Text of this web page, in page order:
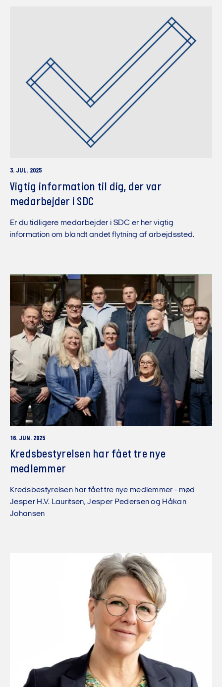
3. JUL. 2025
Vigtig information til dig, der var
medarbejder i SDC
Er du tidligere medarbejder i SDC er her vigtig
information om blandt andet flytning af arbejdssted.
16. JUN. 2025
Kredsbestyrelsen har fået tre nye
medlemmer
Kredsbestyrelsen har fået tre nye medlemmer - mød
Jesper H.V. Lauritsen, Jesper Pedersen og Håkan
Johansen